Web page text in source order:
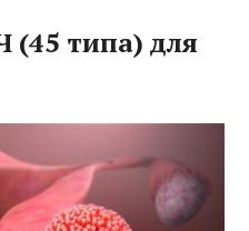
(45 типа) для